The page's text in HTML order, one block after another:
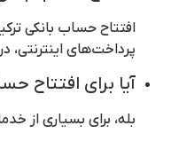
افتتاح حساب بانکی
پرداخت‌های اینترنتی،
آیا برای افتتاح
بله، برای بسیاری از خدمات بانکی، سیم‌کارت